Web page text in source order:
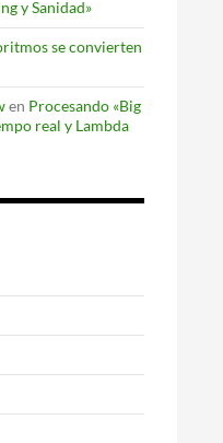
y Sanidad»
se convierten
en Procesando «Big
real y Lambda